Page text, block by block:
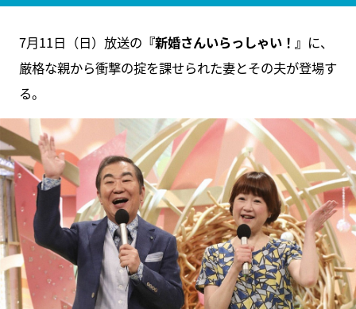
7月11日（日）放送の 『新婚さんいらっしゃい！』 に、
厳格な親から衝撃の掟を課せられた妻とその夫が登場す
る。